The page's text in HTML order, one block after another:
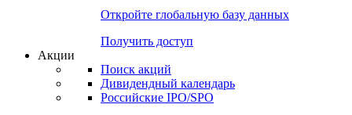
Опросы
Попробуйте7-дневный
Откройте глобальную базу данных
Получить доступ